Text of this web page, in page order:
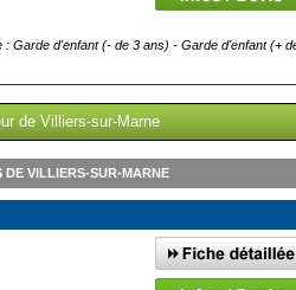
Garde d'enfant (- de 3 ans) - Garde d'enfant (+
de Villiers-sur-Marne
DE VILLIERS-SUR-MARNE